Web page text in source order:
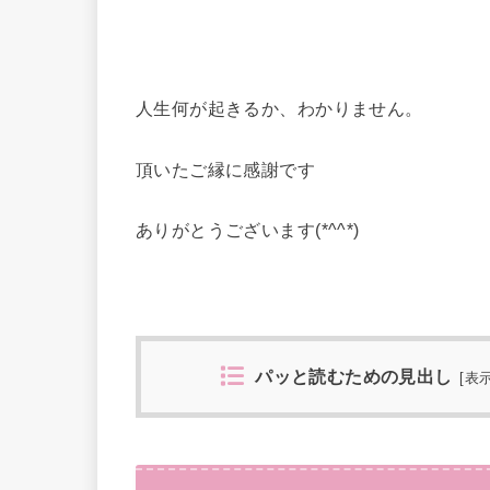
人生何が起きるか、わかりません。
頂いたご縁に感謝です
ありがとうございます(*^^*)
パッと読むための見出し [表